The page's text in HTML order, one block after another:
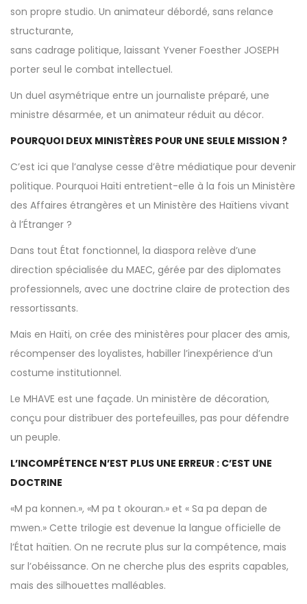
son propre studio. Un animateur débordé, sans relance
structurante,
sans cadrage politique, laissant Yvener Foesther JOSEPH
porter seul le combat intellectuel.
Un duel asymétrique entre un journaliste préparé, une
ministre désarmée, et un animateur réduit au décor.
POURQUOI DEUX MINISTÈRES POUR UNE SEULE MISSION ?
C’est ici que l’analyse cesse d’être médiatique pour devenir
politique. Pourquoi Haïti entretient-elle à la fois un Ministère
des Affaires étrangères et un Ministère des Haïtiens vivant
à l’Étranger ?
Dans tout État fonctionnel, la diaspora relève d’une
direction spécialisée du MAEC, gérée par des diplomates
professionnels, avec une doctrine claire de protection des
ressortissants.
Mais en Haïti, on crée des ministères pour placer des amis,
récompenser des loyalistes, habiller l’inexpérience d’un
costume institutionnel.
Le MHAVE est une façade. Un ministère de décoration,
conçu pour distribuer des portefeuilles, pas pour défendre
un peuple.
L’INCOMPÉTENCE N’EST PLUS UNE ERREUR : C’EST UNE
DOCTRINE
«M pa konnen.», «M pa t okouran.» et « Sa pa depan de
mwen.» Cette trilogie est devenue la langue officielle de
l’État haïtien. On ne recrute plus sur la compétence, mais
sur l’obéissance. On ne cherche plus des esprits capables,
mais des silhouettes malléables.